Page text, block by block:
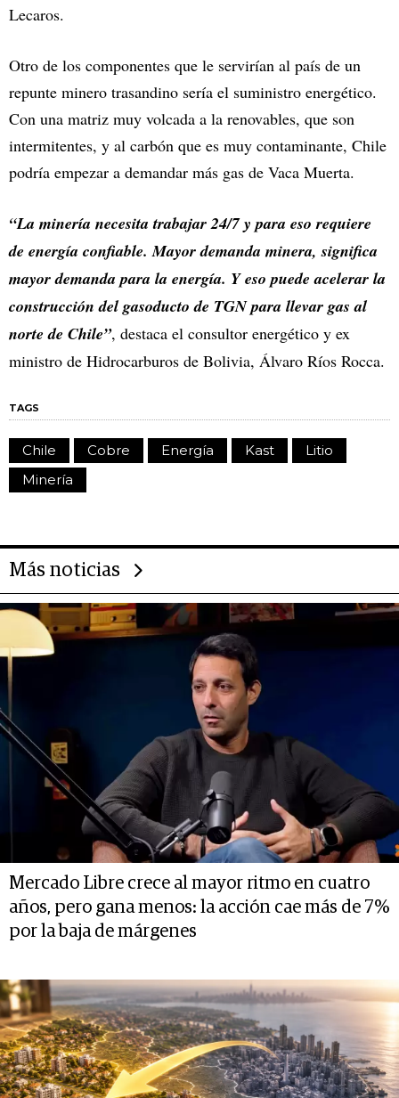
Lecaros.
Otro de los componentes que le servirían al país de un
repunte minero trasandino sería el suministro energético.
Con una matriz muy volcada a la renovables, que son
intermitentes, y al carbón que es muy contaminante, Chile
podría empezar a demandar más gas de Vaca Muerta.
“La minería necesita trabajar 24/7 y para eso requiere
de energía confiable. Mayor demanda minera, significa
mayor demanda para la energía. Y eso puede acelerar la
construcción del gasoducto de TGN para llevar gas al
norte de Chile”, destaca el consultor energético y ex
ministro de Hidrocarburos de Bolivia, Álvaro Ríos Rocca.
TAGS
Chile Cobre Energía Kast
Litio
Minería
Más noticias
Mercado Libre crece al mayor ritmo en cuatro
años, pero gana menos: la acción cae más de 7%
por la baja de márgenes